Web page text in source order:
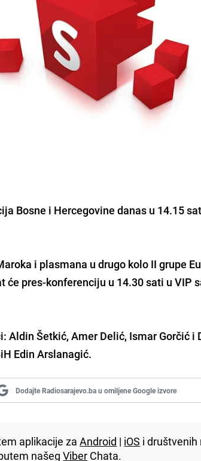
Bosne i Hercegovine danas u 14.15
i plasmana u drugo kolo II grupe
će pres-konferenciju u 14.30 sati u VIP
Aldin Šetkić, Amer Delić, Ismar Gorčić i
Edin Arslanagić.
Dodajte Radiosarajevo.ba u omiljene Google izvore
aplikacije zaAndroid | iOS i
našegViber Chata.